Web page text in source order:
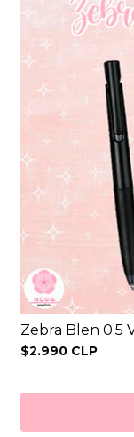
Zebra Blen 0.5
$2.990 CLP